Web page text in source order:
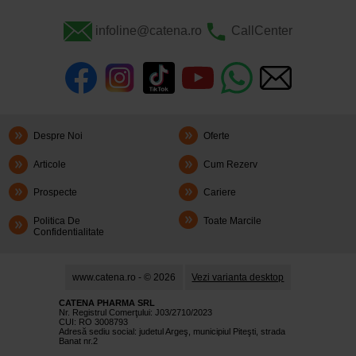
infoline@catena.ro CallCenter
Despre Noi Oferte
Articole Cum Rezerv
Prospecte Cariere
Politica De
Confidentialitate
Toate Marcile
www.catena.ro - © 2026 Vezi varianta desktop
CATENA PHARMA SRL
Nr. Registrul Comerţului: J03/2710/2023
CUI: RO 3008793
Adresă sediu social: judetul Argeş, municipiul Piteşti, strada
Banat nr.2